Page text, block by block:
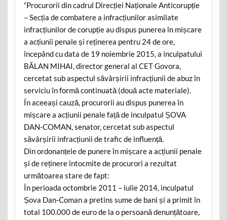
“Procurorii din cadrul Direcției Naționale Anticorupție
– Secția de combatere a infracțiunilor asimilate
infracțiunilor de corupție au dispus punerea în mișcare
a acțiunii penale și reținerea pentru 24 de ore,
începând cu data de 19 noiembrie 2015, a inculpatului
BĂLAN MIHAI, director general al CET Govora,
cercetat sub aspectul săvârșirii infracțiunii de abuz în
serviciu în formă continuată (două acte materiale).
În aceeași cauză, procurorii au dispus punerea în
mișcare a acțiunii penale față de inculpatul ȘOVA
DAN-COMAN, senator, cercetat sub aspectul
săvârșirii infracțiunii de trafic de influență.
Din ordonanțele de punere în mișcare a acțiunii penale
și de reținere întocmite de procurori a rezultat
următoarea stare de fapt:
În perioada octombrie 2011 – iulie 2014, inculpatul
Șova Dan-Coman a pretins sume de bani și a primit în
total 100.000 de euro de la o persoană denunțătoare,